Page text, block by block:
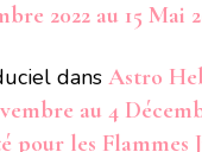
2022 au 15 Mai
dans Astro
au 4
pour les Flammes